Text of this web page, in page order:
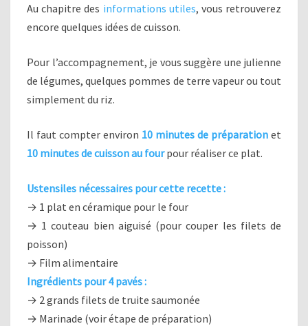
Au chapitre des informations utiles, vous retrouverez
encore quelques idées de cuisson.
Pour l’accompagnement, je vous suggère une julienne
de légumes, quelques pommes de terre vapeur ou tout
simplement du riz.
Il faut compter environ 10 minutes de préparation et
10 minutes de cuissonau fourpour réaliser ce plat.
Ustensiles nécessaires pour cette recette :
→ 1 plat en céramique pour le four
→ 1 couteau bien aiguisé (pour couper les filets de
poisson)
→ Film alimentaire
Ingrédients pour 4 pavés :
→ 2 grands filets de truite saumonée
→ Marinade (voir étape de préparation)